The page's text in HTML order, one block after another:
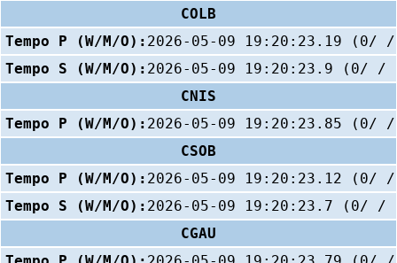
COLB
Tempo P (W/M/O): 2026-05-09 19:20:23.19 (0/
Tempo S (W/M/O): 2026-05-09 19:20:23.9 (0/ /
CNIS
Tempo P (W/M/O): 2026-05-09 19:20:23.85 (0/
CSOB
Tempo P (W/M/O): 2026-05-09 19:20:23.12 (0/
Tempo S (W/M/O): 2026-05-09 19:20:23.7 (0/ /
CGAU